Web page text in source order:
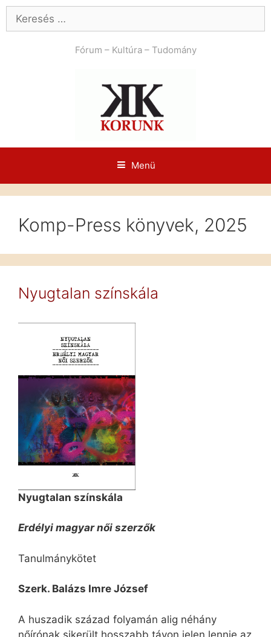
Kilépés
Keresés:
Fórum – Kultúra – Tudomány
Menü
Komp-Press könyvek, 2025
Nyugtalan színskála
Nyugtalan színskála
Erdélyi magyar női szerzők
Tanulmánykötet
Szerk. Balázs Imre József
A huszadik század folyamán alig néhány
nőírónak sikerült hosszabb távon jelen lennie az